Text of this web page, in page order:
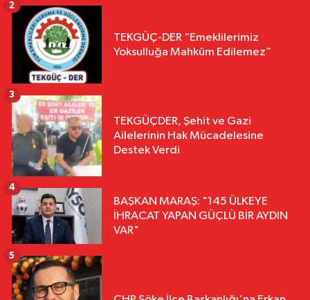
TEKGÜÇ-DER “Emeklilerimiz
Yoksulluğa Mahkûm Edilemez”
2
TEKGÜÇDER, Şehit ve Gazi
Ailelerinin Hak Mücadelesine
Destek Verdi
3
BAŞKAN MARAŞ: "145 ÜLKEYE
İHRACAT YAPAN GÜÇLÜ BİR AYDIN
VAR"
4
5